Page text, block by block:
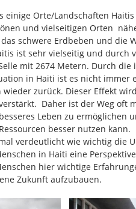
einige Orte/Landschaften
und vielseitigen Orten
schwere Erdbeben und die
ist sehr vielseitig und durch
mit 2674 Metern. Durch
in Haiti ist es nicht immer
zurück. Dieser Effekt
Daher ist der Weg oft
Leben zu ermöglichen
besser nutzen kann.
verdeutlicht wie wichtig die
in Haiti eine
hier wichtige
Zukunft aufzubauen.